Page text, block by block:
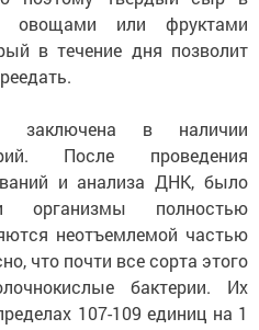
овощами или фруктами
в течение дня позволит
заключена в наличии
После проведения
и анализа ДНК, было
организмы полностью
неотъемлемой частью
что почти все сорта этого
бактерии. Их
107-109 единиц на 1